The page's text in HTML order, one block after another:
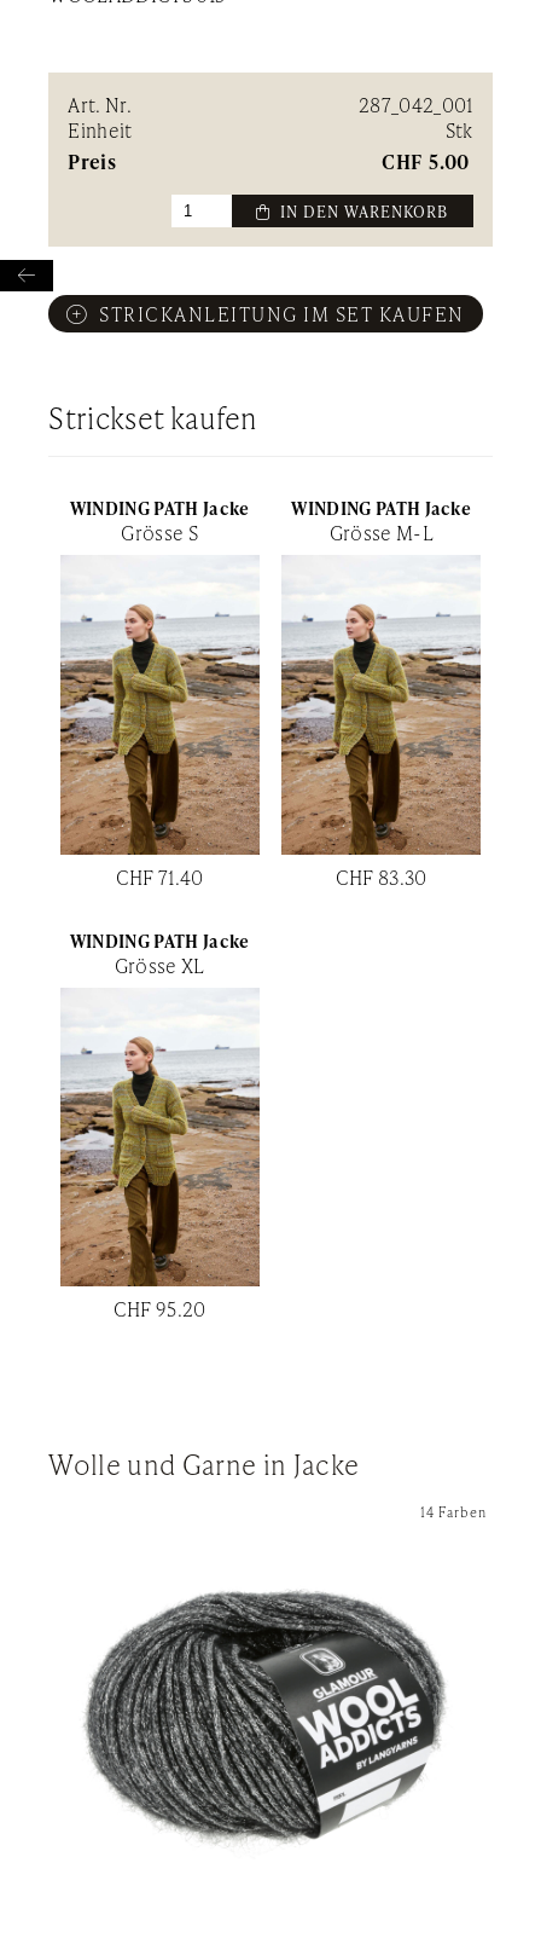

Art. Nr.
287_042_001
Einheit
Stk
Preis CHF 5.00
 IN DEN WARENKORB
STRICKANLEITUNG IM SET KAUFEN
Strickset kaufen
WINDING PATH Jacke
Grösse S
CHF 71.40
WINDING PATH Jacke
Grösse M-L
CHF 83.30
WINDING PATH Jacke
Grösse XL
CHF 95.20
Wolle und Garne in Jacke
14 Farben